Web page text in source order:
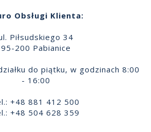
Obsługi Klienta:
Piłsudskiego 34
95-200 Pabianice
do piątku, w godzinach 8:00
- 16:00
+48 881 412 500
+48 504 628 359